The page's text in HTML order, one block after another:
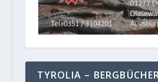
TYROLIA –